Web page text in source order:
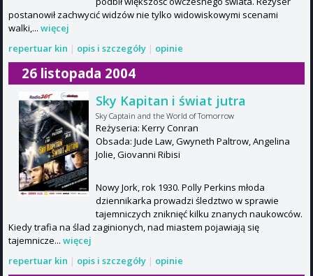
postanowił zachwycić widzów nie tylko widowiskowymi scenami
walki,... więcej
repertuar kin | opis i szczegóły | opinie
26 listopada 2004
Sky Kapitan i świat jutra
Sky Captain and the World of Tomorrow
Reżyseria: Kerry Conran
Obsada: Jude Law, Gwyneth Paltrow, Angelina
Jolie, Giovanni Ribisi
Nowy Jork, rok 1930. Polly Perkins młoda
dziennikarka prowadzi śledztwo w sprawie
tajemniczych zniknięć kilku znanych naukowców.
Kiedy trafia na ślad zaginionych, nad miastem pojawiają się
tajemnicze... więcej
repertuar kin | opis i szczegóły | opinie